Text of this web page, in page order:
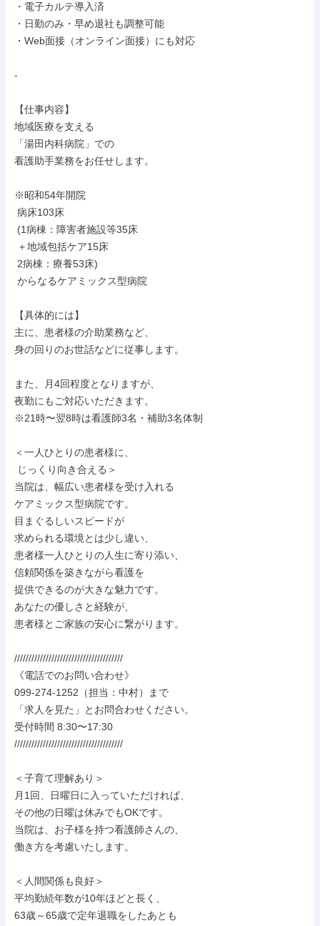
・電子カルテ導入済
・日勤のみ・早め退社も調整可能
・Web面接（オンライン面接）にも対応
-
【仕事内容】
地域医療を支える
「湯田内科病院」での
看護助手業務をお任せします。
※昭和54年開院
【具体的には】
主に、患者様の介助業務など、
身の回りのお世話などに従事します。
また、月4回程度となりますが、
夜勤にもご対応いただきます。
※21時〜翌8時は看護師3名・補助3名体制
＜一人ひとりの患者様に、
当院は、幅広い患者様を受け入れる
ケアミックス型病院です。
目まぐるしいスピードが
求められる環境とは少し違い、
患者様一人ひとりの人生に寄り添い、
信頼関係を築きながら看護を
提供できるのが大きな魅力です。
あなたの優しさと経験が、
患者様とご家族の安心に繋がります。
//////////////////////////////////////
《電話でのお問い合わせ》
099-274-1252（担当：中村）まで
「求人を見た」とお問合わせください。
受付時間 8:30〜17:30
//////////////////////////////////////
＜子育て理解あり＞
月1回、日曜日に入っていただければ、
その他の日曜は休みでもOKです。
当院は、お子様を持つ看護師さんの、
働き方を考慮いたします。
＜人間関係も良好＞
平均勤続年数が10年ほどと長く、
63歳～65歳で定年退職をしたあとも